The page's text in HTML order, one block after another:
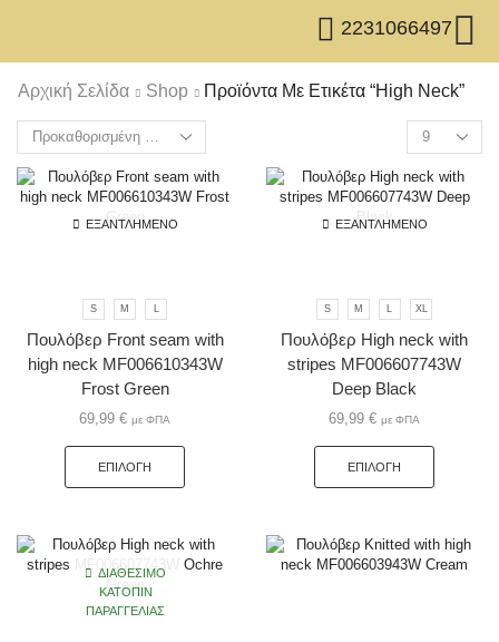
2231066497
Αρχική Σελίδα Shop Προϊόντα Με Ετικέτα “high Neck”
ΕΞΑΝΤΛΗΜΈΝΟ
S M L
Πουλόβερ Front seam with
high neck MF006610343W
Frost Green
69,99 € με ΦΠΑ
ΕΠΙΛΟΓΉ
ΕΞΑΝΤΛΗΜΈΝΟ
S M L XL
Πουλόβερ High neck with
stripes MF006607743W
Deep Black
69,99 € με ΦΠΑ
ΕΠΙΛΟΓΉ
ΔΙΑΘΈΣΙΜΟ
ΚΑΤΌΠΙΝ
ΠΑΡΑΓΓΕΛΊΑΣ